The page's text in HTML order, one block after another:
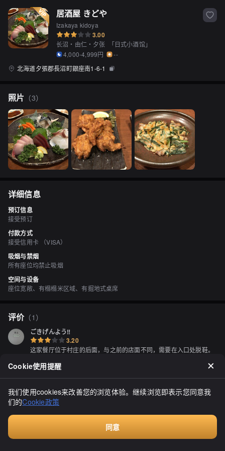
居酒屋 きどや
Izakaya kidoya
3.00
长沼・由仁・夕张 「日式小酒馆」
4,000-4,999円
--
北海道夕張郡長沼町銀座南1-6-1
照片 （3）
详细信息
预订信息
接受预订
付款方式
接受信用卡 （VISA）
吸烟与禁烟
所有座位均禁止吸烟
空间与设备
座位宽敞、有榻榻米区域、有掘地式桌席
评价（1 ）
ごきげんよう‼
3.20
这家餐厅位于村庄的后面，与之前的店面不同，需要在入口处脱鞋。
我们到了座位，这是一个可以容纳8到10人的小隆起座位。首先点了
好、周到、干练，让我们也很愉快地享受了一顿美食。希望他们能继
续努力！谢谢款待！
Cookie使用提醒
我们使用cookies来改善您的浏览体验。继续浏览即表示您同意我
们的Cookie政策
同意